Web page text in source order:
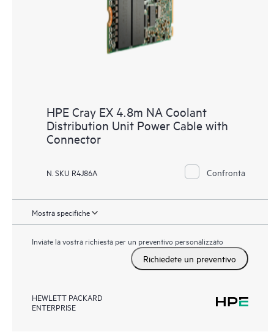
HPE Cray EX 4.8m NA Coolant
Distribution Unit Power Cable with
Connector
N. SKU R4J86A Confronta
Mostra specifiche
Inviate la vostra richiesta per un preventivo personalizzato
Richiedete un preventivo
HEWLETT PACKARD
ENTERPRISE